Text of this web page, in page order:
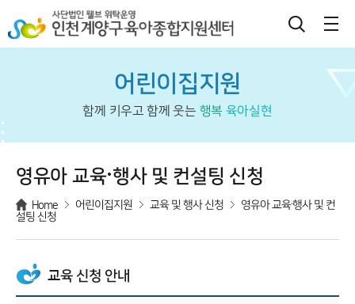
어린이집지원
함께 키우고 함께 웃는 행복 육아실현
영유아 교육·행사 및 컨설팅 신청
Home 어린이집지원 교육 및 행사 신청
영유아 교육·행사 및 컨
설팅 신청
교육 신청 안내